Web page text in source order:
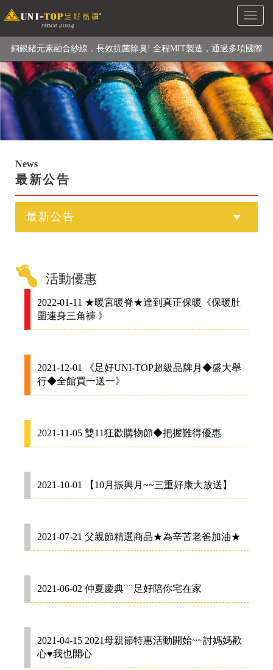
Toggle
級高性能纖維素材), 機能貼身衣物No. 1
銅銀鍺元素融合紗線，長效抗菌除臭! 全程MIT製造，通過多項國際
檢驗
【快來點我】H型銅銀纖維長效PP能量護膝! 支撐. 包覆感. 超透氣.
循環好
News
最新公告
最新公告
活動優惠
2022-01-11 ★暖宮暖脊★達到真正保暖《保暖肚
圍連身三角褲 》
2021-12-01 《足好UNI-TOP超級品牌月◆盛大舉
行◆全館買一送一》
2021-11-05 雙11狂歡購物節◆把握難得優惠
2021-10-01 【10月振興月~~三重好康大放送】
2021-07-21 父親節精選商品★為辛苦老爸加油★
2021-06-02 仲夏慶典﹌足好陪你宅在家
2021-04-15 2021母親節特惠活動開始~~討媽媽歡
心♥我也開心